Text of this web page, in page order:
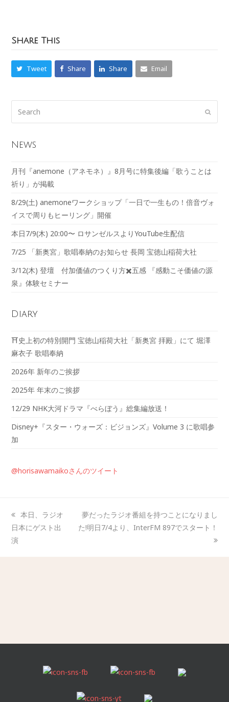
Share This
Tweet Share Share Email
News
月刊『anemone（アネモネ）』8月号に特集後編「歌うことは
祈り」が掲載
8/29(土) anemoneワークショップ「一日で一生もの！倍音ヴォ
イスで周りもヒーリング」開催
本日7/9(木) 20:00〜 ロサンゼルスよりYouTube生配信
7/25 「新奥宮」歌唱奉納のお知らせ 長岡 宝徳山稲荷大社
3/12(木) 登壇 付加価値のつくり方✖️五感 『感動こそ価値の源
泉』体験セミナー
Diary
⛩️史上初の特別開門 宝徳山稲荷大社「新奥宮 拝殿」にて 堀澤
麻衣子 歌唱奉納
2026年 新年のご挨拶
2025年 年末のご挨拶
12/29 NHK大河ドラマ『べらぼう』総集編放送！
Disney+『スター・ウォーズ：ビジョンズ』Volume 3 に歌唱参
加
@horisawamaikoさんのツイート
本日、ラジオ
日本にゲスト出
演
夢だったラジオ番組を持つことになりまし
た!明日7/4より、InterFM 897でスタート！